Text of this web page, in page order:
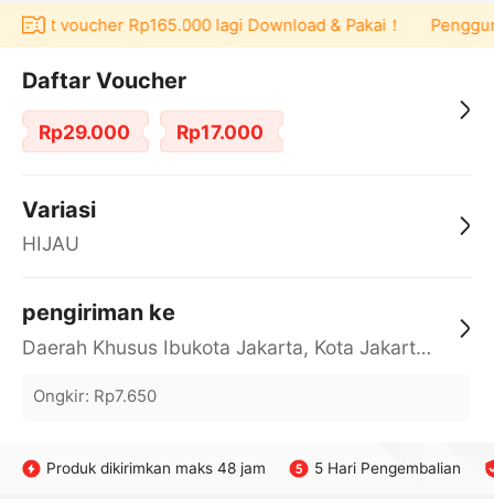
voucher Rp165.000 lagi Download & Pakai！
Daftar Voucher
Rp29.000 Rp17.000
Variasi
HIJAU
pengiriman ke
Daerah Khusus Ibukota Jakarta, Kota Jakarta Barat, Cengkareng, yy
Ongkir: Rp7.650
Produk dikirimkan maks 48 jam 5 Hari Pengembalian